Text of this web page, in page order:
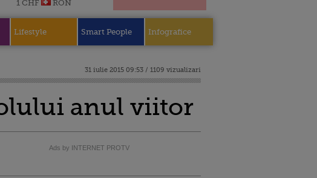
1 CHF
RON
Lifestyle Smart People Infografice
31 iulie 2015 09:53 / 1109 vizualizari
anul viitor
Ads by INTERNET PROTV